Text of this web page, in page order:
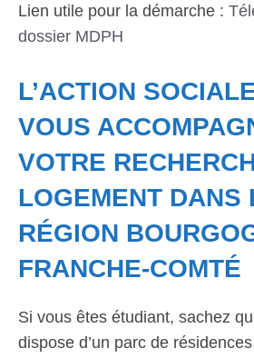
Lien utile pour la démarche :
dossier MDPH
L’ACTION
VOUS
VOTRE
LOGEMENT DANS
RÉGION
FRANCHE-COMTÉ
Si vous êtes étudiant, sachez
dispose d’un parc de